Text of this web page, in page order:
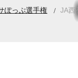
ぽっぷ選手権 JA西